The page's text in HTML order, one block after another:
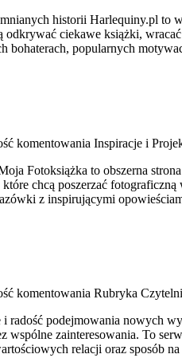
historii Harlequiny.pl to
ciekawe książki,
bohaterach, popularnych
komentowania Inspiracje i
Fotoksiążka to obszerna
chcą poszerzać
z inspirującymi
komentowania Rubryka
radość podejmowania nowych
wspólne zainteresowania. To
relacji oraz